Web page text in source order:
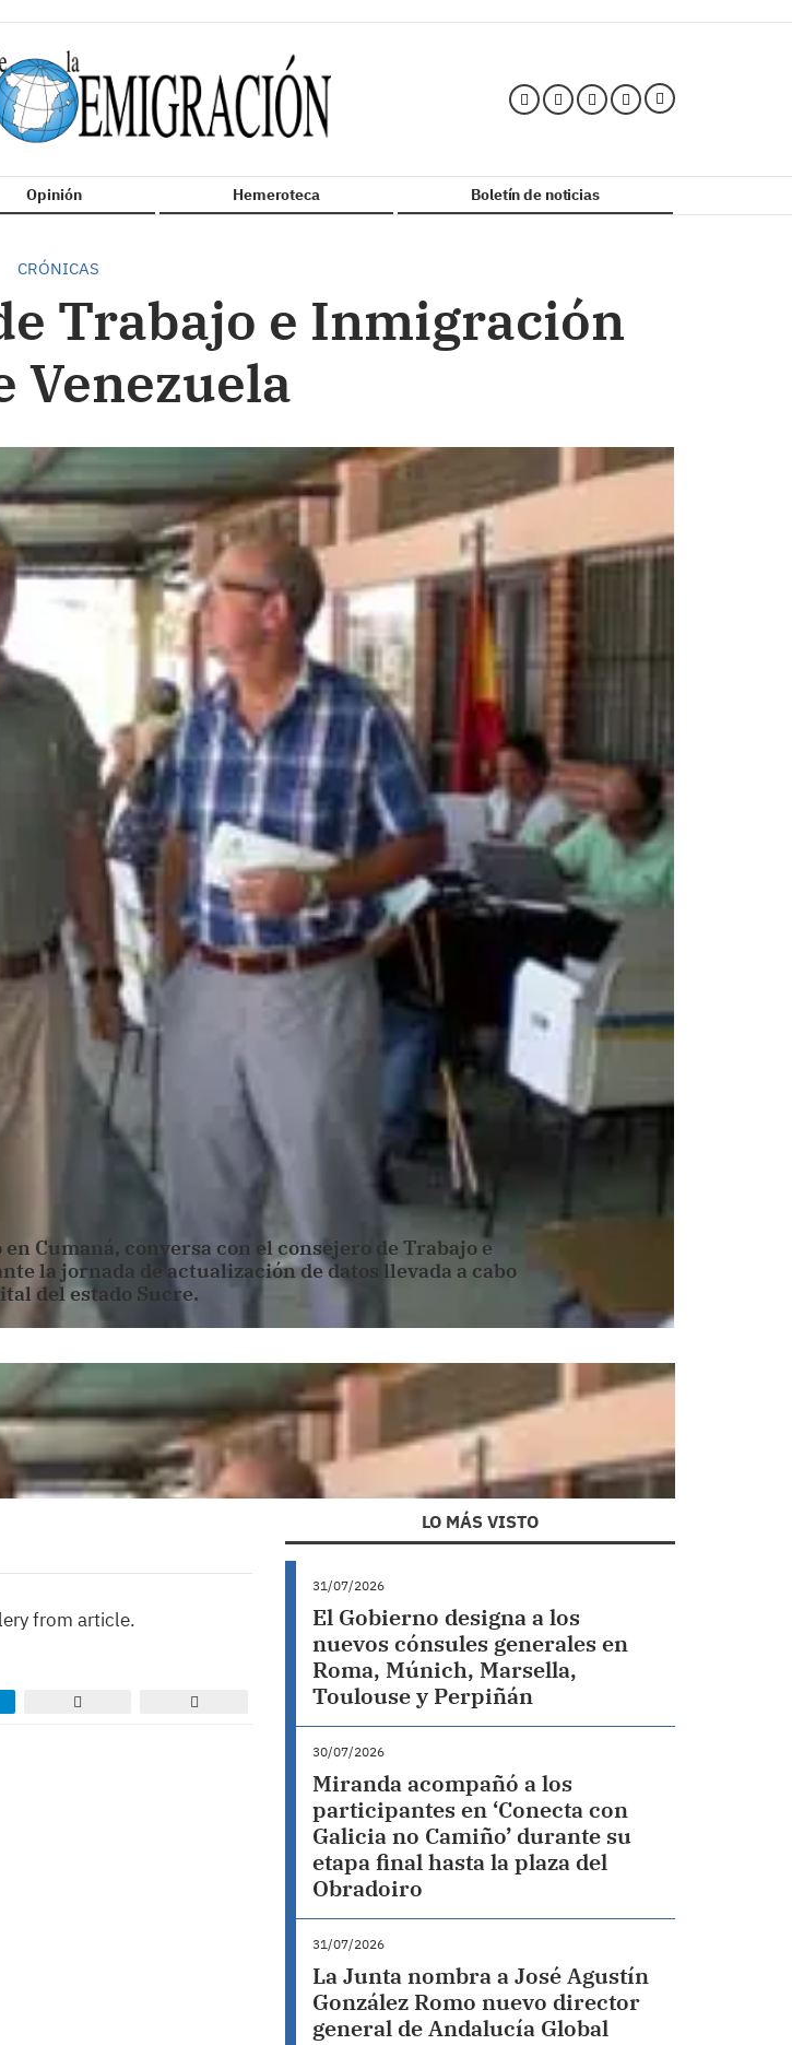
Opinión Hemeroteca Boletín de noticias
CRÓNICAS
Trabajo e Inmigración
Venezuela
Cumaná, conversa con el consejero de Trabajo e
la jornada de actualización de datos llevada a cabo
del estado Sucre.
from article.
LO MÁS VISTO
31/07/2026
El Gobierno designa a los
nuevos cónsules generales en
Roma, Múnich, Marsella,
Toulouse y Perpiñán
30/07/2026
Miranda acompañó a los
participantes en ‘Conecta con
Galicia no Camiño’ durante su
etapa final hasta la plaza del
Obradoiro
31/07/2026
La Junta nombra a José Agustín
González Romo nuevo director
general de Andalucía Global